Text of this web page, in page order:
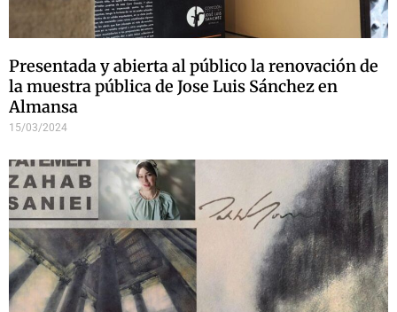
Presentada y abierta al público la renovación de
la muestra pública de Jose Luis Sánchez en
Almansa
15/03/2024